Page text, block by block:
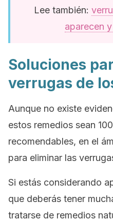
Lee también:
aparecen
Soluciones
verrugas de
Aunque no existe
estos remedios sean
recomendables, en el
para eliminar las
Si estás considerando
que deberás tener
tratarse de remedios